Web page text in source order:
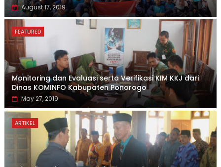
August 17, 2019
FEATURED
Monitoring dan Evaluasi serta Verifikasi KIM KKJ dari
Dinas KOMINFO Kabupaten Ponorogo
May 27, 2019
ARTIKEL